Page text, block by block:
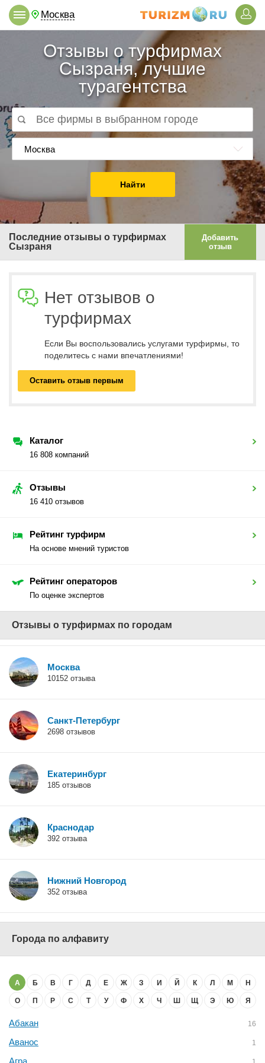
Москва
Отзывы о турфирмах
Сызраня, лучшие
турагентства
Москва
Найти
Последние отзывы о турфирмах
Сызраня
Добавить
отзыв
Нет отзывов о
турфирмах
Если Вы воспользовались услугами турфирмы, то
поделитесь с нами впечатлениями!
Оставить отзыв первым
Каталог
16 808 компаний
Отзывы
16 410 отзывов
Рейтинг турфирм
На основе мнений туристов
Рейтинг операторов
По оценке экспертов
Отзывы о турфирмах по городам
Москва
10152 отзыва
Санкт-Петербург
2698 отзывов
Екатеринбург
185 отзывов
Краснодар
392 отзыва
Нижний Новгород
352 отзыва
Города по алфавиту
А Б В Г Д Е Ж З И Й К Л М Н
О П Р С Т У Ф Х Ч Ш Щ Э Ю Я
Абакан 16
Аванос 1
Агра